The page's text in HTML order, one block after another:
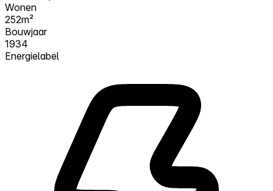
Wonen
252m²
Bouwjaar
1934
Energielabel